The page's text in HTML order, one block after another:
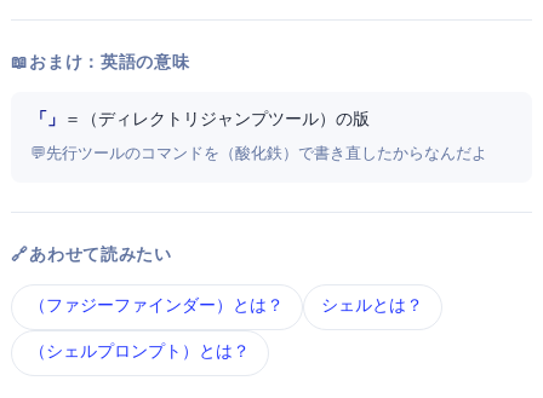
📖 おまけ：英語の意味
「z + oxide」 ＝ z（ディレクトリジャンプツール）のRust版
💬 先行ツールのzコマンドをRust（酸化鉄=oxide）で書き直したからzoxideなんだよ
🔗 あわせて読みたい
fzf（ファジーファインダー） とは？ シェル とは？
Starship（シェルプロンプト） とは？